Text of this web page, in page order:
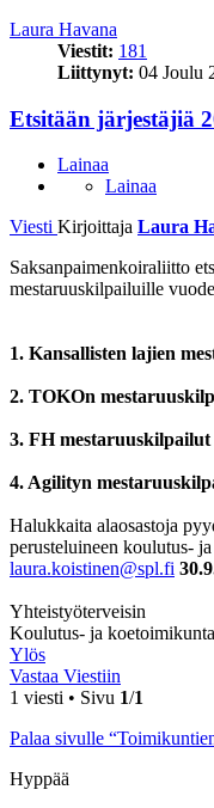
Laura Havana
Viestit: 181
Liittynyt: 04 Joulu
Etsitään järjestäjiä
Lainaa
Lainaa
Viesti Kirjoittaja Laura
Saksanpaimenkoiraliitto
mestaruuskilpailuille
1. Kansallisten lajien
2. TOKOn
3. FH mestaruuskilpailut
4. Agilityn
Halukkaita alaosastoja
perusteluineen koulutus-
laura.koistinen@spl.fi
Yhteistyöterveisin
Koulutus- ja koetoimikunta
Ylös
Vastaa Viestiin
1 viesti • Sivu 1/1
Palaa sivulle
Hyppää